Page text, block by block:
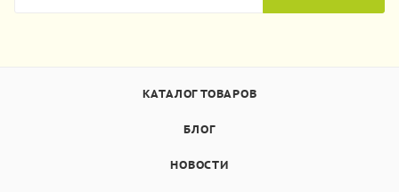
КАТАЛОГ ТОВАРОВ
БЛОГ
НОВОСТИ